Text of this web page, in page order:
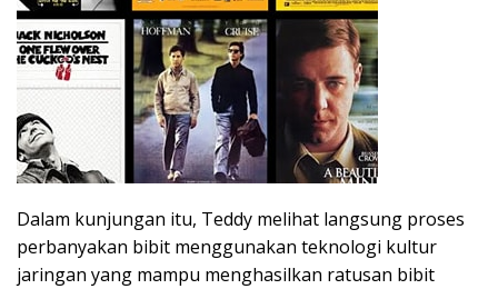
Dalam kunjungan itu, Teddy melihat langsung proses
perbanyakan bibit menggunakan teknologi kultur
jaringan yang mampu menghasilkan ratusan bibit